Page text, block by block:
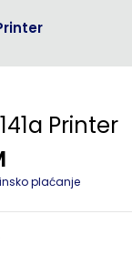
Printer
plaćanje